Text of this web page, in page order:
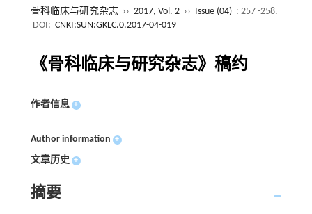
骨科临床与研究杂志 ›› 2017, Vol. 2 ›› Issue (04) : 257 -258.
DOI: CNKI:SUN:GKLC.0.2017-04-019
《骨科临床与研究杂志》稿约
作者信息 +
Author information +
文章历史 +
摘要